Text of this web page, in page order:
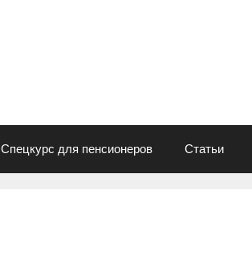
Спецкурс для пенсионеров Статьи